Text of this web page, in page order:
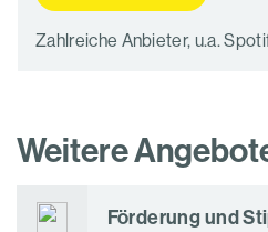
Zahlreiche Anbieter, u.a.
Weitere
Förderung und